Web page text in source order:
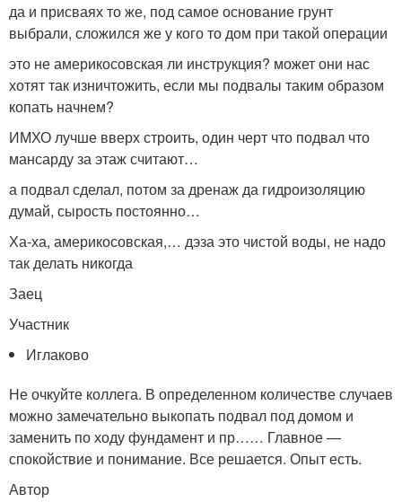
да и присваях то же, под самое основание грунт
выбрали, сложился же у кого то дом при такой операции
это не америкосовская ли инструкция? может они нас
хотят так изничтожить, если мы подвалы таким образом
копать начнем?
ИМХО лучше вверх строить, один черт что подвал что
мансарду за этаж считают…
а подвал сделал, потом за дренаж да гидроизоляцию
думай, сырость постоянно…
Ха-ха, америкосовская,… дэза это чистой воды, не надо
так делать никогда
Заец
Участник
Иглаково
Не очкуйте коллега. В определенном количестве случаев
можно замечательно выкопать подвал под домом и
заменить по ходу фундамент и пр…… Главное —
спокойствие и понимание. Все решается. Опыт есть.
Автор